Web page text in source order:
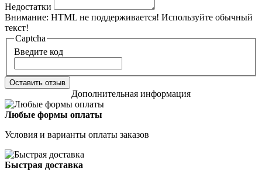
Недостатки
Внимание: HTML не поддерживается! Используйте обычный
текст!
Captcha
Введите код
Оставить отзыв
Дополнительная информация
Любые формы оплаты
Условия и варианты оплаты заказов
Быстрая доставка